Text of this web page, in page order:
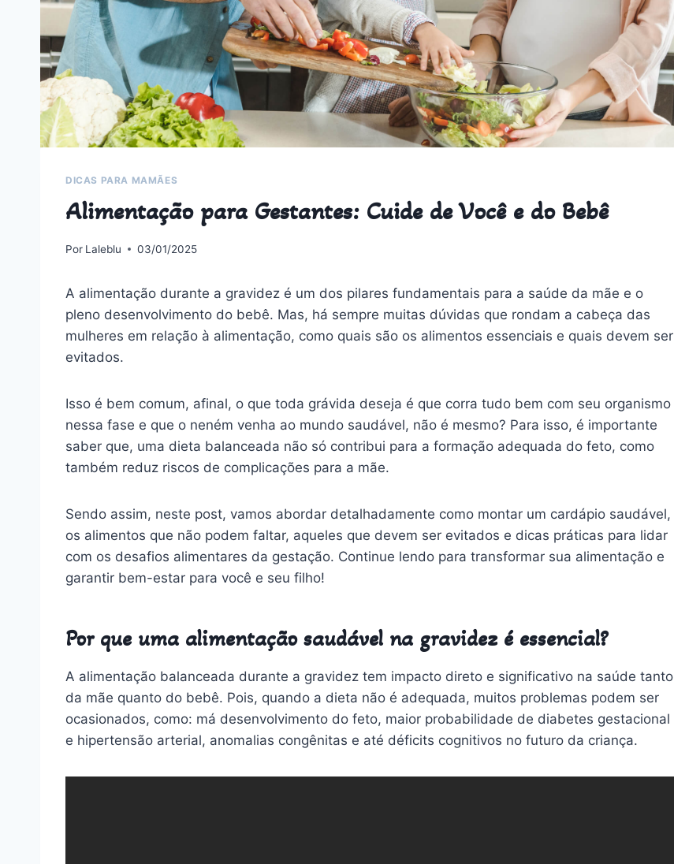
DICAS PARA MAMÃES
Alimentação para Gestantes: Cuide de Você e do Bebê
Por Laleblu 03/01/2025
A alimentação durante a gravidez é um dos pilares fundamentais para a saúde da mãe e o
pleno desenvolvimento do bebê. Mas, há sempre muitas dúvidas que rondam a cabeça das
mulheres em relação à alimentação, como quais são os alimentos essenciais e quais devem ser
evitados.
Isso é bem comum, afinal, o que toda grávida deseja é que corra tudo bem com seu organismo
nessa fase e que o neném venha ao mundo saudável, não é mesmo? Para isso, é importante
saber que, uma dieta balanceada não só contribui para a formação adequada do feto, como
também reduz riscos de complicações para a mãe.
Sendo assim, neste post, vamos abordar detalhadamente como montar um cardápio saudável,
os alimentos que não podem faltar, aqueles que devem ser evitados e dicas práticas para lidar
com os desafios alimentares da gestação. Continue lendo para transformar sua alimentação e
garantir bem-estar para você e seu filho!
Por que uma alimentação saudável na gravidez é essencial?
A alimentação balanceada durante a gravidez tem impacto direto e significativo na saúde tanto
da mãe quanto do bebê. Pois, quando a dieta não é adequada, muitos problemas podem ser
ocasionados, como: má desenvolvimento do feto, maior probabilidade de diabetes gestacional
e hipertensão arterial, anomalias congênitas e até déficits cognitivos no futuro da criança.